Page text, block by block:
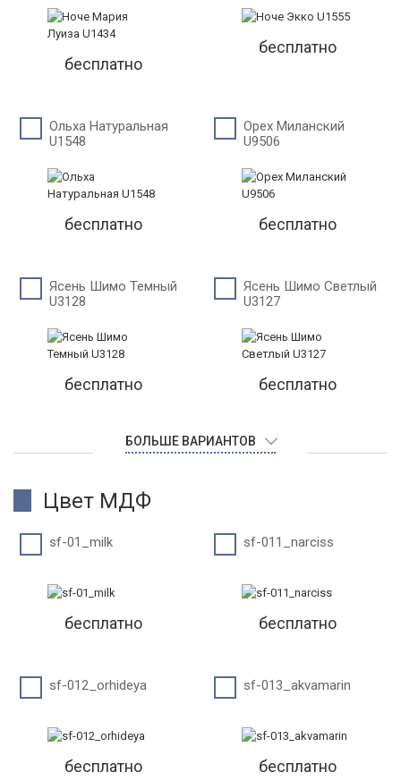
бесплатно
бесплатно
Ольха Натуральная
U1548
бесплатно
Орех Миланский
U9506
бесплатно
Ясень Шимо Темный
U3128
бесплатно
Ясень Шимо Светлый
U3127
бесплатно
БОЛЬШЕ ВАРИАНТОВ
Цвет МДФ
sf-01_milk
бесплатно
sf-011_narciss
бесплатно
sf-012_orhideya
бесплатно
sf-013_akvamarin
бесплатно